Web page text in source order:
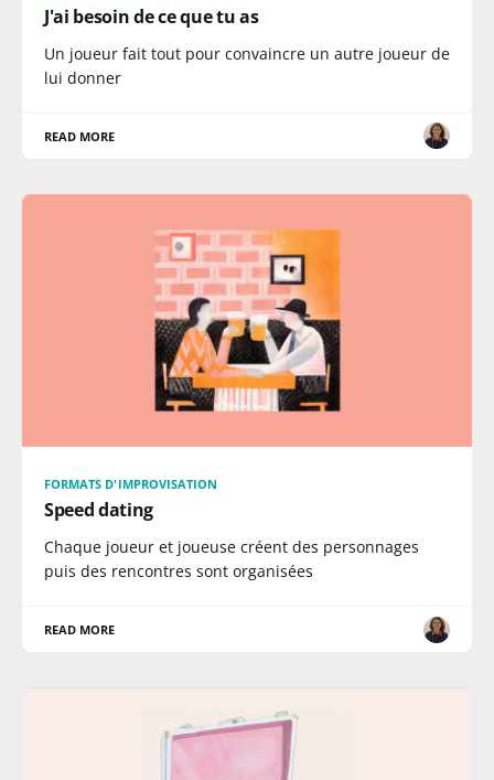
J'ai besoin de ce que tu as
Un joueur fait tout pour convaincre un autre joueur de
lui donner
READ MORE
FORMATS D'IMPROVISATION
Speed dating
Chaque joueur et joueuse créent des personnages
puis des rencontres sont organisées
READ MORE